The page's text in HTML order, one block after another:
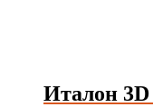
Италон